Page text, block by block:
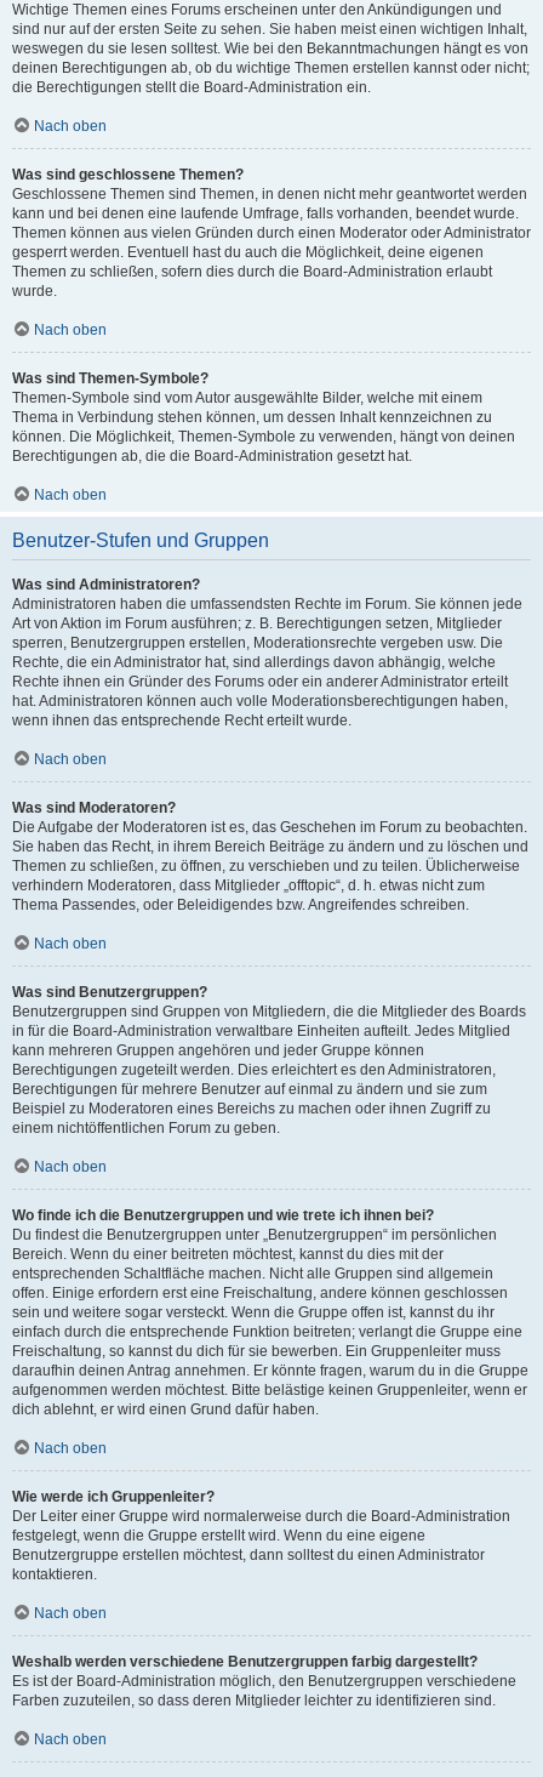
Wichtige Themen eines Forums erscheinen unter den Ankündigungen und
sind nur auf der ersten Seite zu sehen. Sie haben meist einen wichtigen Inhalt,
weswegen du sie lesen solltest. Wie bei den Bekanntmachungen hängt es von
deinen Berechtigungen ab, ob du wichtige Themen erstellen kannst oder nicht;
die Berechtigungen stellt die Board-Administration ein.
Nach oben
Was sind geschlossene Themen?
Geschlossene Themen sind Themen, in denen nicht mehr geantwortet werden
kann und bei denen eine laufende Umfrage, falls vorhanden, beendet wurde.
Themen können aus vielen Gründen durch einen Moderator oder Administrator
gesperrt werden. Eventuell hast du auch die Möglichkeit, deine eigenen
Themen zu schließen, sofern dies durch die Board-Administration erlaubt
wurde.
Nach oben
Was sind Themen-Symbole?
Themen-Symbole sind vom Autor ausgewählte Bilder, welche mit einem
Thema in Verbindung stehen können, um dessen Inhalt kennzeichnen zu
können. Die Möglichkeit, Themen-Symbole zu verwenden, hängt von deinen
Berechtigungen ab, die die Board-Administration gesetzt hat.
Nach oben
Benutzer-Stufen und Gruppen
Was sind Administratoren?
Administratoren haben die umfassendsten Rechte im Forum. Sie können jede
Art von Aktion im Forum ausführen; z. B. Berechtigungen setzen, Mitglieder
sperren, Benutzergruppen erstellen, Moderationsrechte vergeben usw. Die
Rechte, die ein Administrator hat, sind allerdings davon abhängig, welche
Rechte ihnen ein Gründer des Forums oder ein anderer Administrator erteilt
hat. Administratoren können auch volle Moderationsberechtigungen haben,
wenn ihnen das entsprechende Recht erteilt wurde.
Nach oben
Was sind Moderatoren?
Die Aufgabe der Moderatoren ist es, das Geschehen im Forum zu beobachten.
Sie haben das Recht, in ihrem Bereich Beiträge zu ändern und zu löschen und
Themen zu schließen, zu öffnen, zu verschieben und zu teilen. Üblicherweise
verhindern Moderatoren, dass Mitglieder „offtopic“, d. h. etwas nicht zum
Thema Passendes, oder Beleidigendes bzw. Angreifendes schreiben.
Nach oben
Was sind Benutzergruppen?
Benutzergruppen sind Gruppen von Mitgliedern, die die Mitglieder des Boards
in für die Board-Administration verwaltbare Einheiten aufteilt. Jedes Mitglied
kann mehreren Gruppen angehören und jeder Gruppe können
Berechtigungen zugeteilt werden. Dies erleichtert es den Administratoren,
Berechtigungen für mehrere Benutzer auf einmal zu ändern und sie zum
Beispiel zu Moderatoren eines Bereichs zu machen oder ihnen Zugriff zu
einem nichtöffentlichen Forum zu geben.
Nach oben
Wo finde ich die Benutzergruppen und wie trete ich ihnen bei?
Du findest die Benutzergruppen unter „Benutzergruppen“ im persönlichen
Bereich. Wenn du einer beitreten möchtest, kannst du dies mit der
entsprechenden Schaltfläche machen. Nicht alle Gruppen sind allgemein
offen. Einige erfordern erst eine Freischaltung, andere können geschlossen
sein und weitere sogar versteckt. Wenn die Gruppe offen ist, kannst du ihr
einfach durch die entsprechende Funktion beitreten; verlangt die Gruppe eine
Freischaltung, so kannst du dich für sie bewerben. Ein Gruppenleiter muss
daraufhin deinen Antrag annehmen. Er könnte fragen, warum du in die Gruppe
aufgenommen werden möchtest. Bitte belästige keinen Gruppenleiter, wenn er
dich ablehnt, er wird einen Grund dafür haben.
Nach oben
Wie werde ich Gruppenleiter?
Der Leiter einer Gruppe wird normalerweise durch die Board-Administration
festgelegt, wenn die Gruppe erstellt wird. Wenn du eine eigene
Benutzergruppe erstellen möchtest, dann solltest du einen Administrator
kontaktieren.
Nach oben
Weshalb werden verschiedene Benutzergruppen farbig dargestellt?
Es ist der Board-Administration möglich, den Benutzergruppen verschiedene
Farben zuzuteilen, so dass deren Mitglieder leichter zu identifizieren sind.
Nach oben